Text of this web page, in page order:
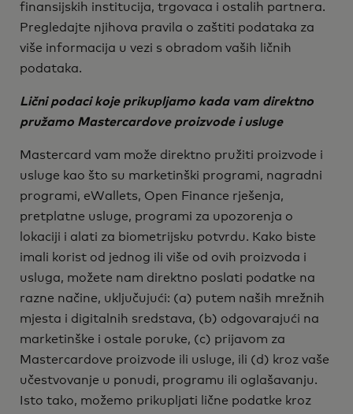
finansijskih institucija, trgovaca i ostalih partnera.
Pregledajte njihova pravila o zaštiti podataka za
više informacija u vezi s obradom vaših ličnih
podataka.
Lični podaci koje prikupljamo kada vam direktno
pružamo Mastercardove proizvode i usluge
Mastercard vam može direktno pružiti proizvode i
usluge kao što su marketinški programi, nagradni
programi, eWallets, Open Finance rješenja,
pretplatne usluge, programi za upozorenja o
lokaciji i alati za biometrijsku potvrdu. Kako biste
imali korist od jednog ili više od ovih proizvoda i
usluga, možete nam direktno poslati podatke na
razne načine, uključujući: (a) putem naših mrežnih
mjesta i digitalnih sredstava, (b) odgovarajući na
marketinške i ostale poruke, (c) prijavom za
Mastercardove proizvode ili usluge, ili (d) kroz vaše
učestvovanje u ponudi, programu ili oglašavanju.
Isto tako, možemo prikupljati lične podatke kroz